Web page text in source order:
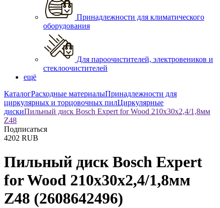
Принадлежности для климатического
оборудования
Для пароочистителей, электровеников и
стеклоочистителей
ещё
КаталогРасходные материалыПринадлежности для
циркулярных и торцовочных пилЦиркулярные
дискиПильный диск Bosch Expert for Wood 210х30х2,4/1,8мм
Z48
Подписаться
4202 RUB
Пильный диск Bosch Expert
for Wood 210х30х2,4/1,8мм
Z48 (2608642496)